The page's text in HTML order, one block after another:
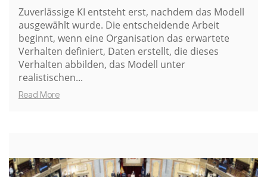
Zuverlässige KI entsteht erst, nachdem das Modell
ausgewählt wurde. Die entscheidende Arbeit
beginnt, wenn eine Organisation das erwartete
Verhalten definiert, Daten erstellt, die dieses
Verhalten abbilden, das Modell unter
realistischen...
Read More